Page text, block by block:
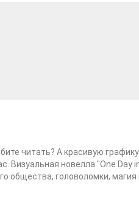
читать? А красивую
Визуальная новелла "One Day
общества, головоломки, магия